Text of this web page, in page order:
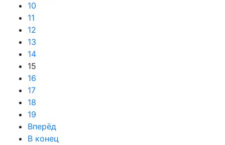
10
11
12
13
14
15
16
17
18
19
Вперёд
В конец